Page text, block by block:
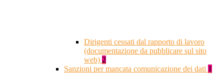
Dirigenti cessati dal rapporto di lavoro
(documentazione da pubblicare sul sito
web) 2
Sanzioni per mancata comunicazione dei dati 1